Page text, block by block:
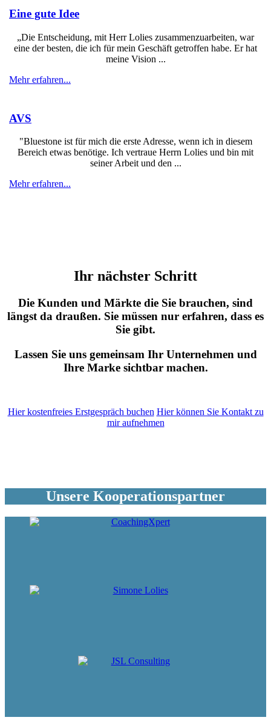
Eine gute Idee
„Die Entscheidung, mit Herr Lolies zusammenzuarbeiten, war
eine der besten, die ich für mein Geschäft getroffen habe. Er hat
meine Vision ...
Mehr erfahren...
AVS
"Bluestone ist für mich die erste Adresse, wenn ich in diesem
Bereich etwas benötige. Ich vertraue Herrn Lolies und bin mit
seiner Arbeit und den ...
Mehr erfahren...
Ihr nächster Schritt
Die Kunden und Märkte die Sie brauchen, sind
längst da draußen. Sie müssen nur erfahren, dass es
Sie gibt.
Lassen Sie uns gemeinsam Ihr Unternehmen und
Ihre Marke sichtbar machen.
Hier kostenfreies Erstgespräch buchen Hier können Sie Kontakt zu
mir aufnehmen
Unsere Kooperationspartner